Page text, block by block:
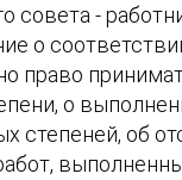
-
о
право
о
об